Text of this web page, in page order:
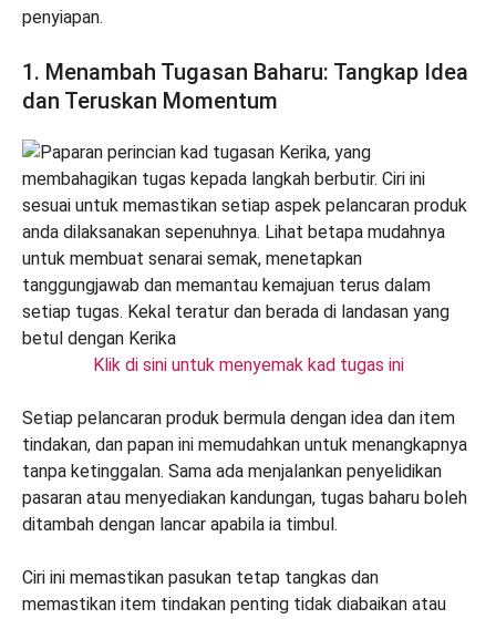
penyiapan.
1. Menambah Tugasan Baharu: Tangkap Idea
dan Teruskan Momentum
Klik di sini untuk menyemak kad tugas ini
Setiap pelancaran produk bermula dengan idea dan item
tindakan, dan papan ini memudahkan untuk menangkapnya
tanpa ketinggalan. Sama ada menjalankan penyelidikan
pasaran atau menyediakan kandungan, tugas baharu boleh
ditambah dengan lancar apabila ia timbul.
Ciri ini memastikan pasukan tetap tangkas dan
memastikan item tindakan penting tidak diabaikan atau